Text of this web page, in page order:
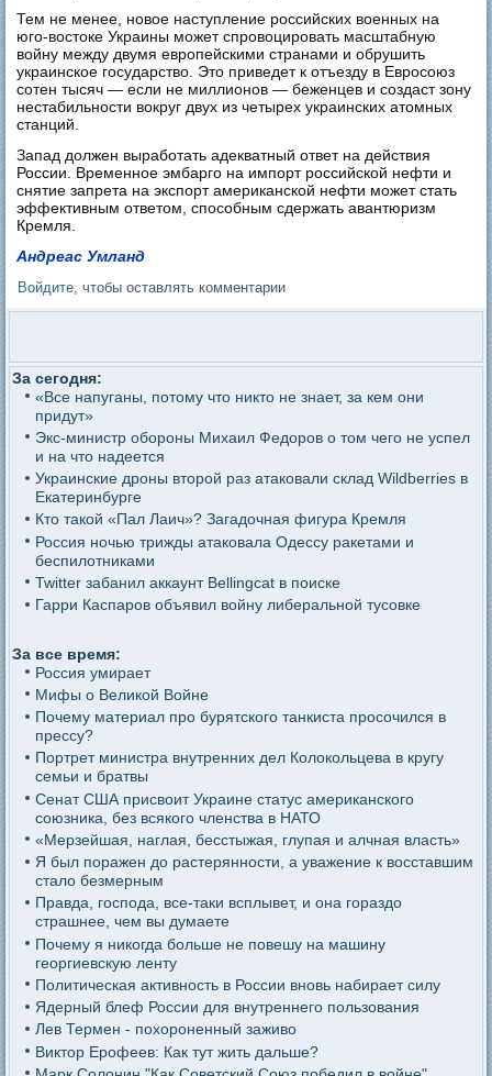
Тем не менее, новое наступление российских военных на
юго-востоке Украины может спровоцировать масштабную
войну между двумя европейскими странами и обрушить
украинское государство. Это приведет к отъезду в Евросоюз
сотен тысяч — если не миллионов — беженцев и создаст зону
нестабильности вокруг двух из четырех украинских атомных
станций.
Запад должен выработать адекватный ответ на действия
России. Временное эмбарго на импорт российской нефти и
снятие запрета на экспорт американской нефти может стать
эффективным ответом, способным сдержать авантюризм
Кремля.
Андреас Умланд
Войдите , чтобы оставлять комментарии
За сегодня:
«Все напуганы, потому что никто не знает, за кем они
придут»
Экс-министр обороны Михаил Федоров о том чего не успел
и на что надеется
Украинские дроны второй раз атаковали склад Wildberries в
Екатеринбурге
Кто такой «Пал Лаич»? Загадочная фигура Кремля
Россия ночью трижды атаковала Одессу ракетами и
беспилотниками
Twitter забанил аккаунт Bellingcat в поиске
Гарри Каспаров объявил войну либеральной тусовке
За все время:
Россия умирает
Мифы о Великой Войне
Почему материал про бурятского танкиста просочился в
прессу?
Портрет министра внутренних дел Колокольцева в кругу
семьи и братвы
Сенат США присвоит Украине статус американского
союзника, без всякого членства в НАТО
«Мерзейшая, наглая, бесстыжая, глупая и алчная власть»
Я был поражен до растерянности, а уважение к восставшим
стало безмерным
Правда, господа, все-таки всплывет, и она гораздо
страшнее, чем вы думаете
Почему я никогда больше не повешу на машину
георгиевскую ленту
Политическая активность в России вновь набирает силу
Ядерный блеф России для внутреннего пользования
Лев Термен - похороненный заживо
Виктор Ерофеев: Как тут жить дальше?